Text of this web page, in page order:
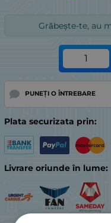
Grăbește-te, au
PUNEȚI O ÎNTREBARE
Plata securizata prin:
Livrare oriunde în lume: